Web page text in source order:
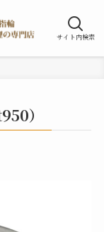
サイト内検索
）